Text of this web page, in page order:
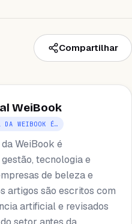
Compartilhar
WeiBook
WEIBOOK É…
WeiBook é
tecnologia e
de beleza e
artigos são escritos com
artificial e revisados